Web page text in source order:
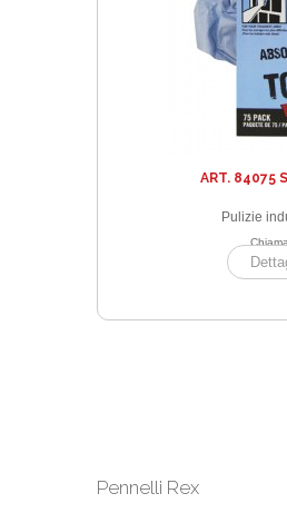
ART. 84075
Pulizie
Pennelli Rex